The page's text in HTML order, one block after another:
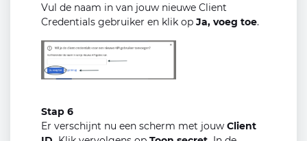
Vul de naam in van jouw nieuwe Client
Credentials gebruiker en klik op Ja, voeg toe.
Stap 6
Er verschijnt nu een scherm met jouw Client